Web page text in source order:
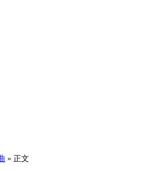
» 正文